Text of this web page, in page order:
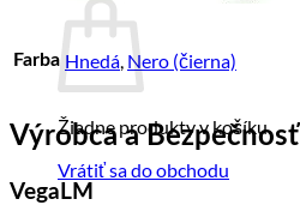
Žiadne produkty v košíku.
Vrátiť sa do obchodu
Farba Hnedá, Nero (čierna)
Výrobca a Bezpečnosť
VegaLM